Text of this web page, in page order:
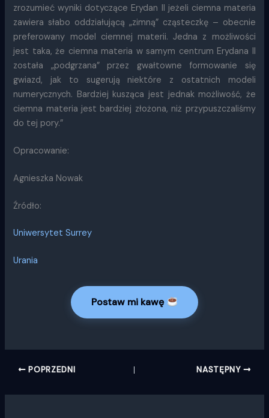
zrozumieć wyniki dotyczące Erydan II jeżeli ciemna materia
zawiera słabo oddziałującą „zimną” cząsteczkę – obecnie
preferowany model ciemnej materii. Jedna z możliwości
jest taka, że ciemna materia w samym centrum Erydana II
została „podgrzana” przez gwałtowne formowanie się
gwiazd, jak to sugerują niektóre z ostatnich modeli
numerycznych. Bardziej kusząca jest jednak możliwość, że
ciemna materia jest bardziej złożona, niż przypuszczaliśmy
do tej pory.”
Opracowanie:
Agnieszka Nowak
Źródło:
Uniwersytet Surrey
Urania
Postaw mi kawę
POPRZEDNI NASTĘPNY